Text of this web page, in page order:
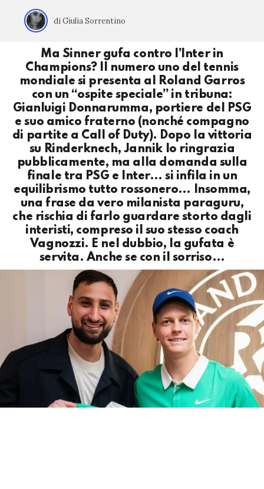
di Giulia Sorrentino
Ma Sinner gufa contro l’Inter in
Champions? Il numero uno del tennis
mondiale si presenta al Roland Garros
con un “ospite speciale” in tribuna:
Gianluigi Donnarumma, portiere del PSG
e suo amico fraterno (nonché compagno
di partite a Call of Duty). Dopo la vittoria
su Rinderknech, Jannik lo ringrazia
pubblicamente, ma alla domanda sulla
finale tra PSG e Inter… si infila in un
equilibrismo tutto rossonero… Insomma,
una frase da vero milanista paraguru,
che rischia di farlo guardare storto dagli
interisti, compreso il suo stesso coach
Vagnozzi. E nel dubbio, la gufata è
servita. Anche se con il sorriso…